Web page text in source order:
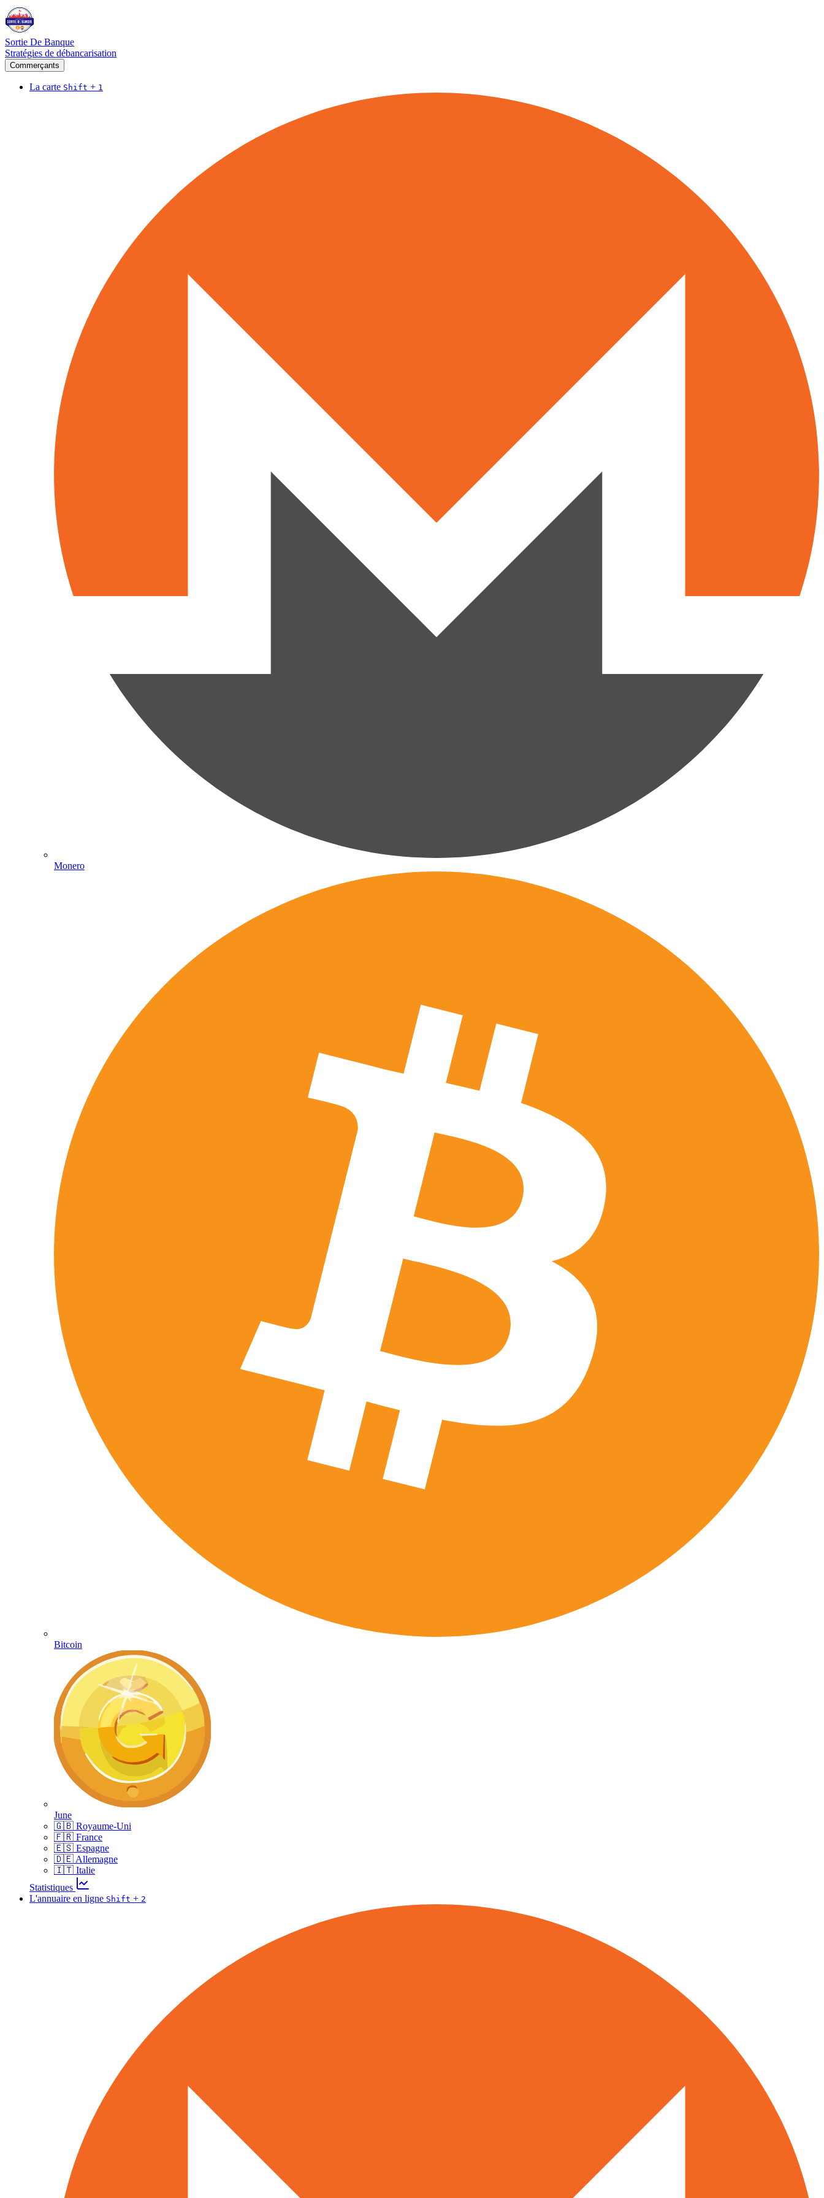
Sortie De Banque
Stratégies de débancarisation
Commerçants
La carte Shift + 1
Monero
Bitcoin
June
🇬🇧 Royaume-Uni
🇫🇷 France
🇪🇸 Espagne
🇩🇪 Allemagne
🇮🇹 Italie
Statistiques
L'annuaire en ligne Shift + 2